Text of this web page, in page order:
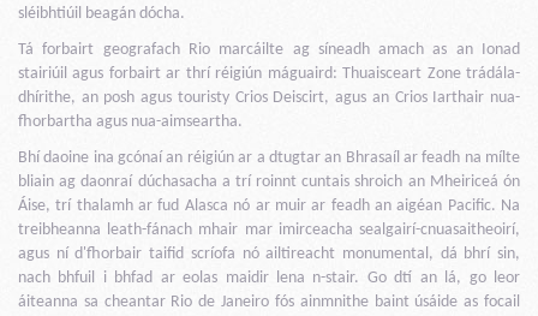
sléibhtiúil beagán dócha.
Tá forbairt geografach Rio marcáilte ag síneadh amach as an Ionad
stairiúil agus forbairt ar thrí réigiún máguaird: Thuaisceart Zone trádála-
dhírithe, an posh agus touristy Crios Deiscirt, agus an Crios Iarthair nua-
fhorbartha agus nua-aimseartha.
Bhí daoine ina gcónaí an réigiún ar a dtugtar an Bhrasaíl ar feadh na mílte
bliain ag daonraí dúchasacha a trí roinnt cuntais shroich an Mheiriceá ón
Áise, trí thalamh ar fud Alasca nó ar muir ar feadh an aigéan Pacific. Na
treibheanna leath-fánach mhair mar imirceacha sealgairí-cnuasaitheoirí,
agus ní d'fhorbair taifid scríofa nó ailtireacht monumental, dá bhrí sin,
nach bhfuil i bhfad ar eolas maidir lena n-stair. Go dtí an lá, go leor
áiteanna sa cheantar Rio de Janeiro fós ainmnithe baint úsáide as focail